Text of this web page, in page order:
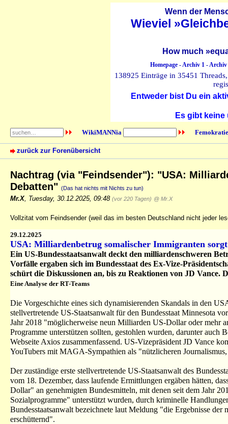
Wenn der
Wieviel
How much
Homepage-Archiv 1-Archiv
138925 Einträge in 35451
Entweder bist Du ein
Es gibt
WikiMANNia
zurück zur Forenübersicht
Nachtrag (via "Feindsender"): "USA:
Debatten" (Das hat nichts mit Nichts zu tun)
Mr.X Tuesday, 30.12.2025, 09:48 (vor 220 Tagen) @ Mr.X
Vollzitat vom Feindsender (weil das im besten Deutschland nicht jeder
29.12.2025
USA: Milliardenbetrug somalischer Immigranten
Ein US-Bundesstaatsanwalt deckt den milliardenschweren
Vorfälle ergaben sich im Bundesstaat des Ex-Vize-
schürt die Diskussionen an, bis zu Reaktionen von JD
Eine Analyse der RT-Teams
Die Vorgeschichte eines sich dynamisierenden Skandals in den
stellvertretende US-Staatsanwalt für den Bundesstaat Minnesota
Jahr 2018 "möglicherweise neun Milliarden US-Dollar oder mehr
Programme unterstützen sollten, gestohlen wurden, darunter
Webseite Axios zusammenfassend. US-Vizepräsident JD Vance
YouTubers mit MAGA-Sympathien als "nützlicheren
Der zuständige erste stellvertretende US-Staatsanwalt des
vom 18. Dezember, dass laufende Ermittlungen ergäben hätten,
Dollar" an genehmigten Bundesmitteln, mit denen seit dem Jahr
Sozialprogramme" unterstützt wurden, durch kriminelle
Bundesstaatsanwalt bezeichnete laut Meldung "die Ergebnisse
erschütternd".